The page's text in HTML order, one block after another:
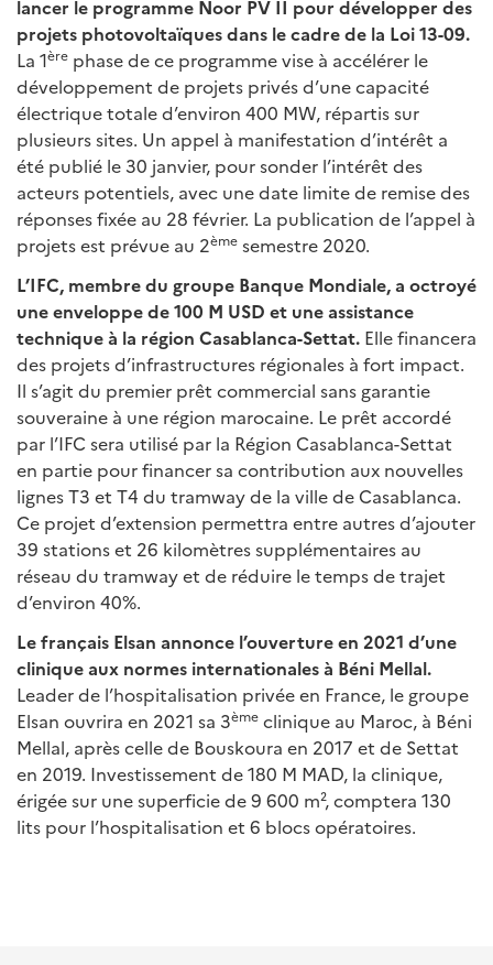
lancer le programme Noor PV II pour développer des
projets photovoltaïques dans le cadre de la Loi 13-09.
La 1ère phase de ce programme vise à accélérer le
développement de projets privés d’une capacité
électrique totale d’environ 400 MW, répartis sur
plusieurs sites. Un appel à manifestation d’intérêt a
été publié le 30 janvier, pour sonder l’intérêt des
acteurs potentiels, avec une date limite de remise des
réponses fixée au 28 février. La publication de l’appel à
projets est prévue au 2ème semestre 2020.
L’IFC, membre du groupe Banque Mondiale, a octroyé
une enveloppe de 100 M USD et une assistance
technique à la région Casablanca-Settat. Elle financera
des projets d’infrastructures régionales à fort impact.
Il s’agit du premier prêt commercial sans garantie
souveraine à une région marocaine. Le prêt accordé
par l’IFC sera utilisé par la Région Casablanca-Settat
en partie pour financer sa contribution aux nouvelles
lignes T3 et T4 du tramway de la ville de Casablanca.
Ce projet d’extension permettra entre autres d’ajouter
39 stations et 26 kilomètres supplémentaires au
réseau du tramway et de réduire le temps de trajet
d’environ 40%.
Le français Elsan annonce l’ouverture en 2021 d’une
clinique aux normes internationales à Béni Mellal.
Leader de l’hospitalisation privée en France, le groupe
Elsan ouvrira en 2021 sa 3ème clinique au Maroc, à Béni
Mellal, après celle de Bouskoura en 2017 et de Settat
en 2019. Investissement de 180 M MAD, la clinique,
érigée sur une superficie de 9 600 m², comptera 130
lits pour l’hospitalisation et 6 blocs opératoires.